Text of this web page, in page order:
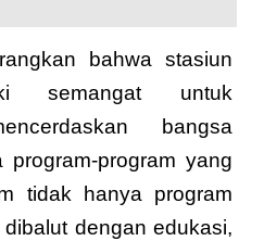
bahwa stasiun
semangat untuk
bangsa
program-program yang
tidak hanya program
dengan edukasi,